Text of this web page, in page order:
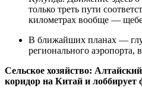
только треть пути
километрах вообще —
В ближайших планах —
регионального аэропорта,
Сельское хозяйство:
коридор на Китай и лоббирует